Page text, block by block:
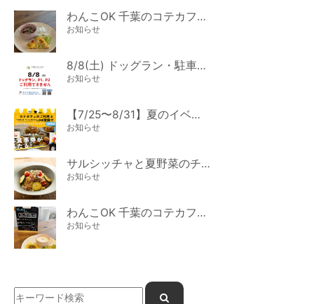
わんこOK 千葉のコテカフェ 8月わんこの日 オートミールdeローストビーフライス
お知らせ
8/8(土) ドッグラン・駐車場ご利用のお知らせ
お知らせ
【7/25〜8/31】夏のイベント開催
お知らせ
サルシッチャと夏野菜のチーズパスタ期間限定新メニュー登場！
お知らせ
わんこOK 千葉のコテカフェ 7月わんこの日 白身魚とカラフルやさいのオムレツ
お知らせ